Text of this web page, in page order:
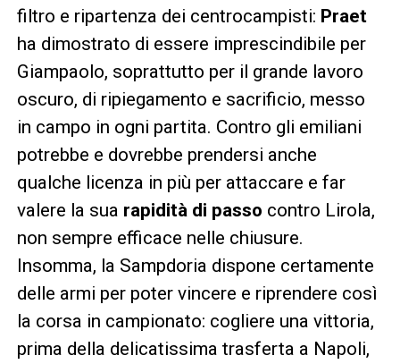
filtro e ripartenza dei centrocampisti: Praet
ha dimostrato di essere imprescindibile per
Giampaolo, soprattutto per il grande lavoro
oscuro, di ripiegamento e sacrificio, messo
in campo in ogni partita. Contro gli emiliani
potrebbe e dovrebbe prendersi anche
qualche licenza in più per attaccare e far
valere la sua rapidità di passo contro Lirola,
non sempre efficace nelle chiusure.
Insomma, la Sampdoria dispone certamente
delle armi per poter vincere e riprendere così
la corsa in campionato: cogliere una vittoria,
prima della delicatissima trasferta a Napoli,